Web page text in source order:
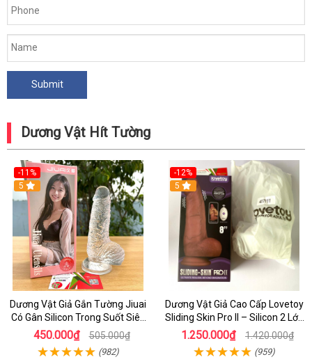
Dương Vật Hít Tường
-11%
5
Dương Vật Giả Gắn Tường Jiuai
Có Gân Silicon Trong Suốt Siêu
Mềm
450.000₫ 505.000₫
(982)
-12%
5
Dương Vật Giả Cao Cấp Lovetoy
Sliding Skin Pro II – Silicon 2 Lớp
Mềm Mịn, Rung Đa Tần Từ Xa
1.250.000₫ 1.420.000₫
(959)